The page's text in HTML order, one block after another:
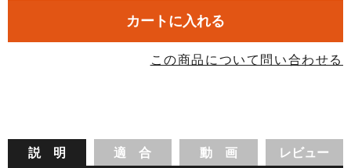
カートに入れる
この商品について問い合わせる
説 明 適 合 動 画 レビュー